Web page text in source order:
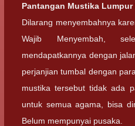
Pantangan Mustika Lumpur
Dilarang menyembahnya
Wajib Menyembah,
mendapatkannya dengan
perjanjian tumbal dengan
mustika tersebut tidak ada
untuk semua agama, bisa
Belum mempunyai pusaka.